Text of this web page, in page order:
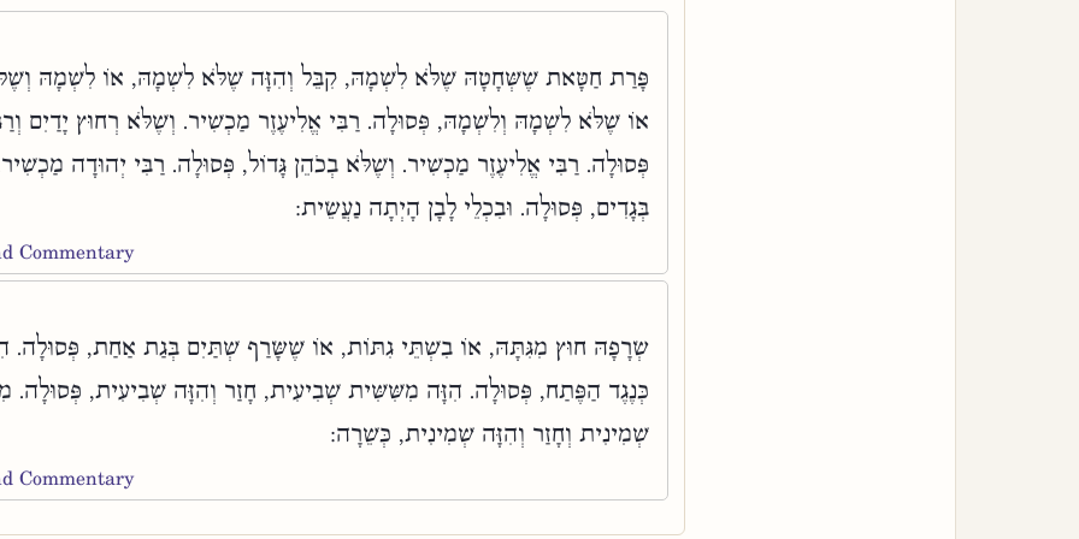
פָּרַת חַטָּאת שֶׁשְּׁחָטָהּ שֶׁלֹּא לִשְׁמָהּ, קִבֵּל וְהִזָּה שֶׁלֹּא לִשְׁמָהּ, אוֹ לִשְׁמָהּ
אוֹ שֶׁלֹּא לִשְׁמָהּ וְלִשְׁמָהּ, פְּסוּלָה. רַבִּי אֱלִיעֶזֶר מַכְשִׁיר. וְשֶׁלֹּא רְחוּץ יָדַיִם
פְּסוּלָה. רַבִּי אֱלִיעֶזֶר מַכְשִׁיר. וְשֶׁלֹּא בְכֹהֵן גָּדוֹל, פְּסוּלָה. רַבִּי יְהוּדָה
בְּגָדִים, פְּסוּלָה. וּבִכְלֵי לָבָן הָיְתָה נַעֲשֵׂית:
Commentary
שְׂרָפָהּ חוּץ מִגִּתָּהּ, אוֹ בִשְׁתֵּי גִתּוֹת, אוֹ שֶׁשָּׂרַף שְׁתַּיִם בְּגַת אַחַת, פְּסוּלָה.
כְּנֶגֶד הַפֶּתַח, פְּסוּלָה. הִזָּה מִשִּׁשִּׁית שְׁבִיעִית, חָזַר וְהִזָּה שְׁבִיעִית, פְּסוּלָה.
שְׁמִינִית וְחָזַר וְהִזָּה שְׁמִינִית, כְּשֵׁרָה:
Commentary